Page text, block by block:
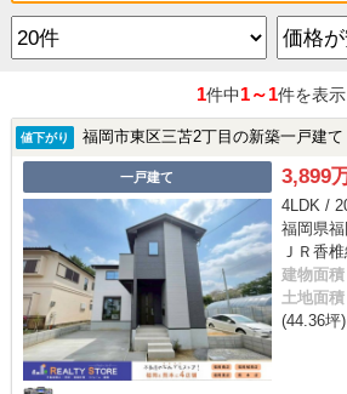
1件中1～1件を表示
値下がり 福岡市東区三苫2丁目の新築一戸建て
一戸建て 3,899
4LDK /
福岡県
ＪＲ香
建物面積
土地面積
(44.36坪)